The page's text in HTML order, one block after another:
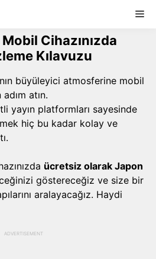
Cihazınızda
Kılavuzu
büyüleyici atmosferine mobil
atın.
yayın platformları sayesinde
hiç bu kadar kolay ve
ücretsiz olarak Japon
göstereceğiz ve size bir
aralayacağız. Haydi
ADVERTISEMENT